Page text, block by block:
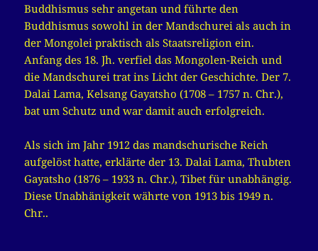
Buddhismus sehr angetan und führte den
Buddhismus sowohl in der Mandschurei als auch in
der Mongolei praktisch als Staatsreligion ein.
Anfang des 18. Jh. verfiel das Mongolen-Reich und
die Mandschurei trat ins Licht der Geschichte. Der 7.
Dalai Lama, Kelsang Gayatsho (1708 – 1757 n. Chr.),
bat um Schutz und war damit auch erfolgreich.
Als sich im Jahr 1912 das mandschurische Reich
aufgelöst hatte, erklärte der 13. Dalai Lama, Thubten
Gayatsho (1876 – 1933 n. Chr.), Tibet für unabhängig.
Diese Unabhänigkeit währte von 1913 bis 1949 n.
Chr..